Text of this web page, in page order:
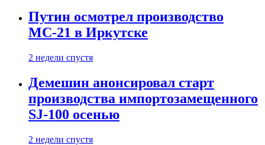
Путин осмотрел производство
МС-21 в Иркутске
2 недели спустя
Демешин анонсировал старт
производства импортозамещенного
SJ-100 осенью
2 недели спустя